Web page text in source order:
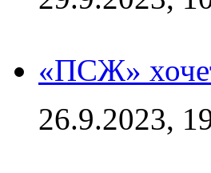
«ПСЖ»
26.9.2023,